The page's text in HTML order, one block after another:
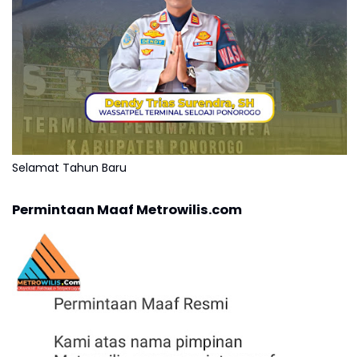
Selamat Tahun Baru
Permintaan Maaf Metrowilis.com